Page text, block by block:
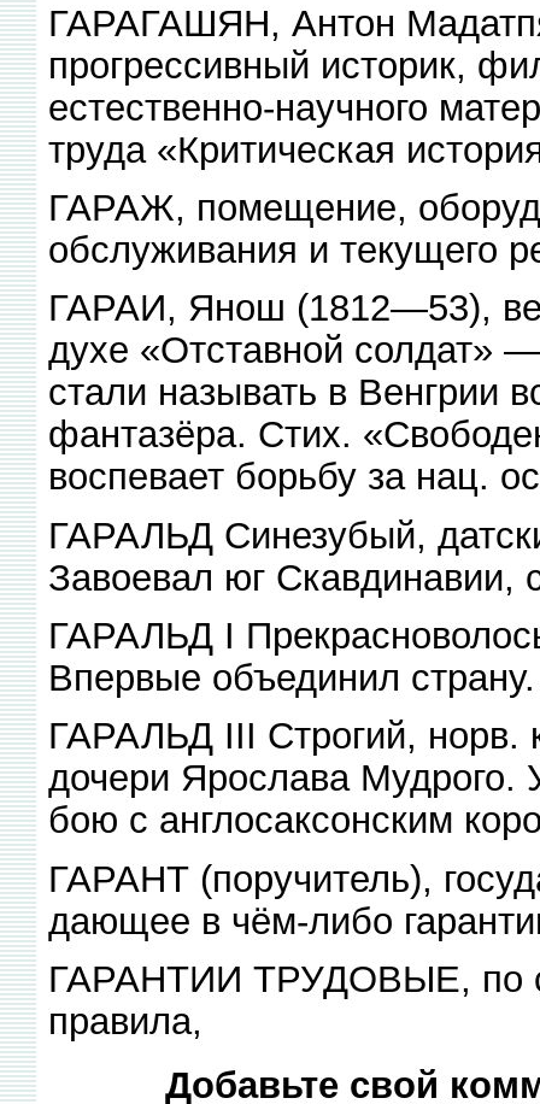
ГАРАГАШЯН, Антон
прогрессивный историк,
естественно-научного
труда «Критическая
ГАРАЖ, помещение,
обслуживания и текущего
ГАРАИ, Янош (1812—53),
духе «Отставной солдат»
стали называть в Венгрии
фантазёра. Стих.
воспевает борьбу за нац.
ГАРАЛЬД Синезубый,
Завоевал юг
ГАРАЛЬД I
Впервые объединил страну.
ГАРАЛЬД III Строгий,
дочери Ярослава Мудрого.
бою с англосаксонским
ГАРАНТ (поручитель),
дающее в чём-либо
ГАРАНТИИ ТРУДОВЫЕ, по
правила,
Добавьте свой